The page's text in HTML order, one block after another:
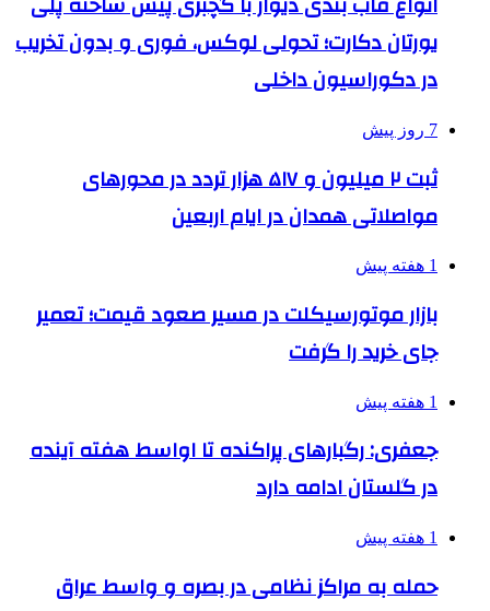
یورتان دکارت؛ تحولی لوکس، فوری و بدون تخریب
در دکوراسیون داخلی
7 روز پیش
ثبت ۲ میلیون و ۵۱۷ هزار تردد در محورهای
مواصلاتی همدان در ایام اربعین
1 هفته پیش
بازار موتورسیکلت در مسیر صعود قیمت؛ تعمیر
جای خرید را گرفت
1 هفته پیش
جعفری: رگبارهای پراکنده تا اواسط هفته آینده
در گلستان ادامه دارد
1 هفته پیش
حمله به مراکز نظامی در بصره و واسط عراق